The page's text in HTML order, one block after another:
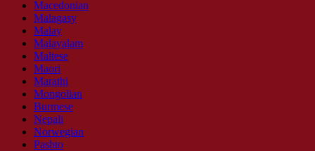
Macedonian
Malagasy
Malay
Malayalam
Maltese
Maori
Marathi
Mongolian
Burmese
Nepali
Norwegian
Pashto